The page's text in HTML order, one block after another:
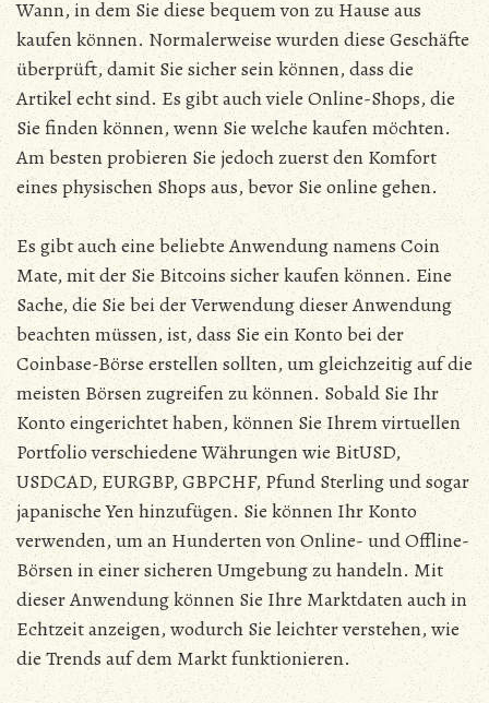
Wann, in dem Sie diese bequem von zu Hause aus
kaufen können. Normalerweise wurden diese Geschäfte
überprüft, damit Sie sicher sein können, dass die
Artikel echt sind. Es gibt auch viele Online-Shops, die
Sie finden können, wenn Sie welche kaufen möchten.
Am besten probieren Sie jedoch zuerst den Komfort
eines physischen Shops aus, bevor Sie online gehen.
Es gibt auch eine beliebte Anwendung namens Coin
Mate, mit der Sie Bitcoins sicher kaufen können. Eine
Sache, die Sie bei der Verwendung dieser Anwendung
beachten müssen, ist, dass Sie ein Konto bei der
Coinbase-Börse erstellen sollten, um gleichzeitig auf die
meisten Börsen zugreifen zu können. Sobald Sie Ihr
Konto eingerichtet haben, können Sie Ihrem virtuellen
Portfolio verschiedene Währungen wie BitUSD,
USDCAD, EURGBP, GBPCHF, Pfund Sterling und sogar
japanische Yen hinzufügen. Sie können Ihr Konto
verwenden, um an Hunderten von Online- und Offline-
Börsen in einer sicheren Umgebung zu handeln. Mit
dieser Anwendung können Sie Ihre Marktdaten auch in
Echtzeit anzeigen, wodurch Sie leichter verstehen, wie
die Trends auf dem Markt funktionieren.